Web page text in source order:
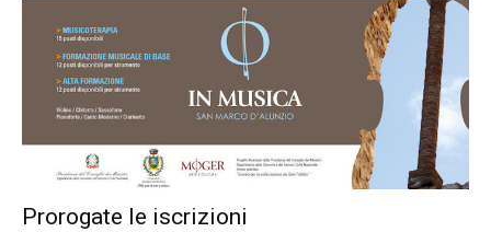
Prorogate le iscrizioni